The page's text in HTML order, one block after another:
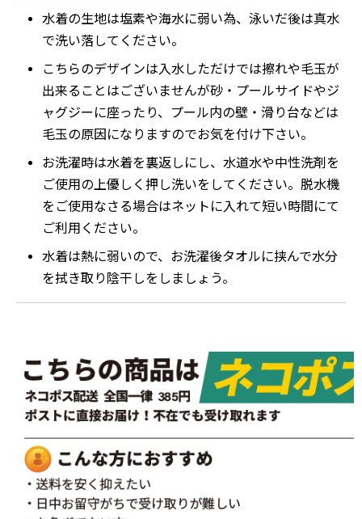
水着の生地は塩素や海水に弱い為、泳いだ後は真水
で洗い落してください。
こちらのデザインは入水しただけでは擦れや毛玉が
出来ることはございませんが砂・プールサイドやジ
ャグジーに座ったり、プール内の壁・滑り台などは
毛玉の原因になりますのでお気を付け下さい。
お洗濯時は水着を裏返しにし、水道水や中性洗剤を
ご使用の上優しく押し洗いをしてください。脱水機
をご使用なさる場合はネットに入れて短い時間にて
ご利用ください。
水着は熱に弱いので、お洗濯後タオルに挟んで水分
を拭き取り陰干しをしましょう。